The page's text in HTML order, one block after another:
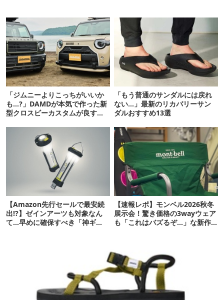
「ジムニーよりこっちがいいか
も…?」DAMDが本気で作った新
型クロスビーカスタムが良すぎ
「もう普通のサンダルには戻れ
ない…」最新のリカバリーサン
ダルおすすめ13選
【Amazon先行セールで最安続
出!?】ゼインアーツも対象なん
て…早めに確保すべき「神ギ
【速報レポ】モンベル2026秋冬
展示会！驚き価格の3wayウェア
も「これはバズるぞ…」な新作